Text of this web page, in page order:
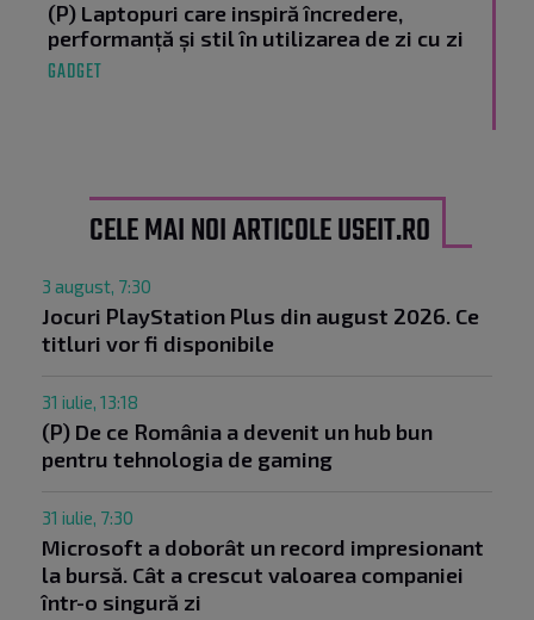
(P) Laptopuri care inspiră încredere,
performanță și stil în utilizarea de zi cu zi
GADGET
CELE MAI NOI ARTICOLE USEIT.RO
3 august, 7:30
Jocuri PlayStation Plus din august 2026. Ce
titluri vor fi disponibile
31 iulie, 13:18
(P) De ce România a devenit un hub bun
pentru tehnologia de gaming
31 iulie, 7:30
Microsoft a doborât un record impresionant
la bursă. Cât a crescut valoarea companiei
într-o singură zi